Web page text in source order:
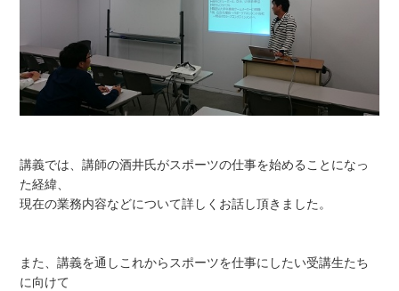
講義では、講師の酒井氏がスポーツの仕事を始めることになっ
た経緯、
現在の業務内容などについて詳しくお話し頂きました。
また、講義を通しこれからスポーツを仕事にしたい受講生たち
に向けて